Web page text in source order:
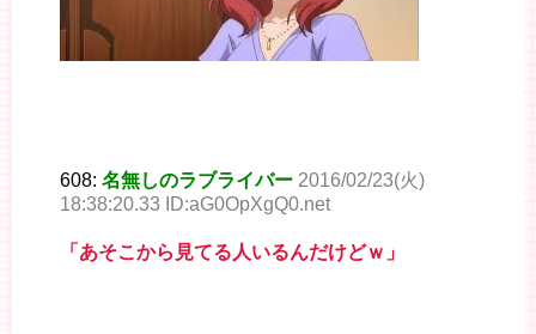
608: 名無しのラブライバー 2016/02/23(火)
18:38:20.33 ID:aG0OpXgQ0.net
「あそこから見てる人いるんだけどｗ」